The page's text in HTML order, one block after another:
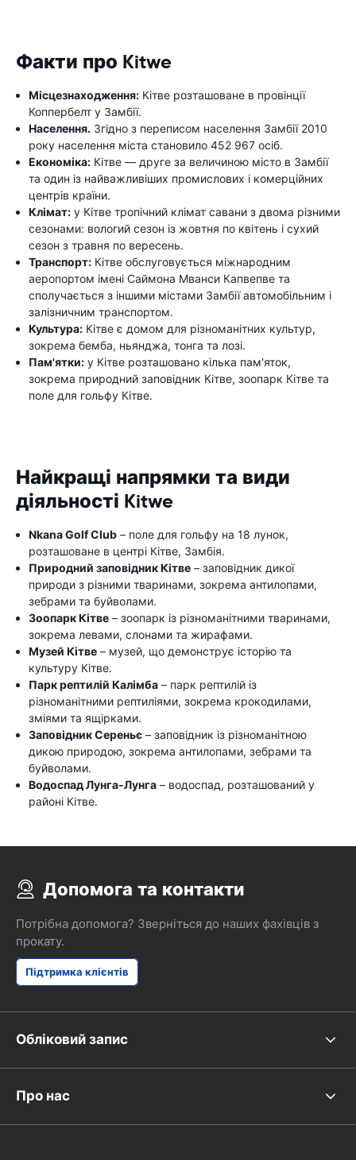
Факти про Kitwe
Місцезнаходження: Кітве розташоване в провінції
Коппербелт у Замбії.
Населення. Згідно з переписом населення Замбії 2010
року населення міста становило 452 967 осіб.
Економіка: Кітве — друге за величиною місто в Замбії
та один із найважливіших промислових і комерційних
центрів країни.
Клімат: у Кітве тропічний клімат савани з двома різними
сезонами: вологий сезон із жовтня по квітень і сухий
сезон з травня по вересень.
Транспорт: Кітве обслуговується міжнародним
аеропортом імені Саймона Мванси Капвепве та
сполучається з іншими містами Замбії автомобільним і
залізничним транспортом.
Культура: Кітве є домом для різноманітних культур,
зокрема бемба, ньянджа, тонга та лозі.
Пам'ятки: у Кітве розташовано кілька пам'яток,
зокрема природний заповідник Кітве, зоопарк Кітве та
поле для гольфу Кітве.
Найкращі напрямки та види
діяльності Kitwe
Nkana Golf Club – поле для гольфу на 18 лунок,
розташоване в центрі Кітве, Замбія.
Природний заповідник Кітве – заповідник дикої
природи з різними тваринами, зокрема антилопами,
зебрами та буйволами.
Зоопарк Кітве – зоопарк із різноманітними тваринами,
зокрема левами, слонами та жирафами.
Музей Кітве – музей, що демонструє історію та
культуру Кітве.
Парк рептилій Калімба – парк рептилій із
різноманітними рептиліями, зокрема крокодилами,
зміями та ящірками.
Заповідник Сереньє – заповідник із різноманітною
дикою природою, зокрема антилопами, зебрами та
буйволами.
Водоспад Лунга-Лунга – водоспад, розташований у
районі Кітве.
Допомога та контакти
Потрібна допомога? Зверніться до наших фахівців з
прокату.
Підтримка клієнтів
Обліковий запис
Про нас